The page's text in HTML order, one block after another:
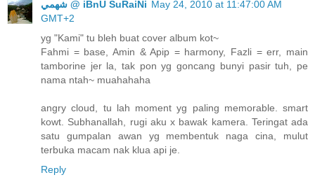
ﺷﻬﻤﻲ @ iBnU SuRaiNi May 24, 2010 at 11:47:00 AM
GMT+2
yg "Kami" tu bleh buat cover album kot~
Fahmi = base, Amin & Apip = harmony, Fazli = err, main
tamborine jer la, tak pon yg goncang bunyi pasir tuh, pe
nama ntah~ muahahaha
angry cloud, tu lah moment yg paling memorable. smart
kowt. Subhanallah, rugi aku x bawak kamera. Teringat ada
satu gumpalan awan yg membentuk naga cina, mulut
terbuka macam nak klua api je.
Reply